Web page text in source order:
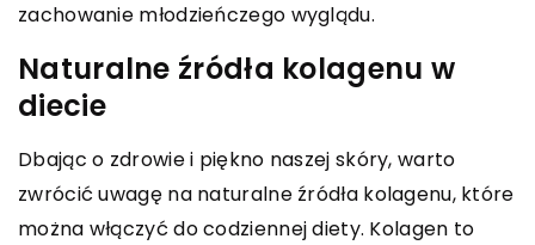
zachowanie młodzieńczego wyglądu.
Naturalne źródła kolagenu w
diecie
Dbając o zdrowie i piękno naszej skóry, warto
zwrócić uwagę na naturalne źródła kolagenu, które
można włączyć do codziennej diety. Kolagen to